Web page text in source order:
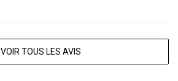
VOIR TOUS LES AVIS